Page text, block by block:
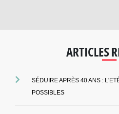
ARTICLES
SÉDUIRE APRÈS 40 ANS :
POSSIBLES